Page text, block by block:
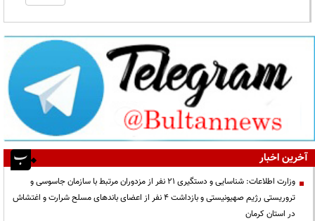
آخرین اخبار
وزارت اطلاعات: شناسایی و دستگیری ۲۱ نفر از مزدوران مرتبط با سازمان جاسوسی و
تروریستی رژیم صهیونیستی و بازداشت ۴ نفر از اعضای باندهای مسلح شرارت و اغتشاش
در استان کرمان